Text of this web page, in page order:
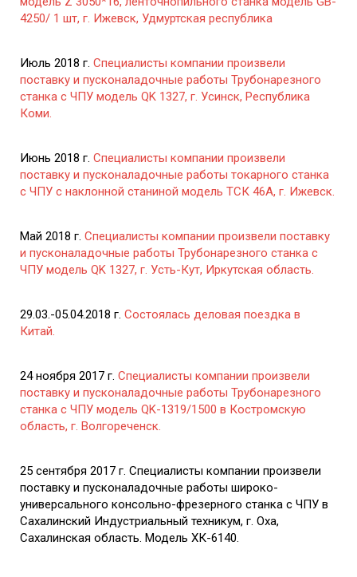
4250/ 1 шт, г. Ижевск, Удмуртская республика
Июль 2018 г. Специалисты компании произвели
поставку и пусконаладочные работы Трубонарезного
станка с ЧПУ модель QK 1327, г. Усинск, Республика
Коми.
Июнь 2018 г. Специалисты компании произвели
поставку и пусконаладочные работы токарного станка
с ЧПУ с наклонной станиной модель ТСК 46А, г. Ижевск.
Май 2018 г. Специалисты компании произвели поставку
и пусконаладочные работы Трубонарезного станка с
ЧПУ модель QK 1327, г. Усть-Кут, Иркутская область.
29.03.-05.04.2018 г. Состоялась деловая поездка в
Китай.
24 ноября 2017 г. Специалисты компании произвели
поставку и пусконаладочные работы Трубонарезного
станка с ЧПУ модель QK-1319/1500 в Костромскую
область, г. Волгореченск.
25 сентября 2017 г. Специалисты компании произвели
поставку и пусконаладочные работы широко-
универсального консольно-фрезерного станка с ЧПУ в
Сахалинский Индустриальный техникум, г. Оха,
Сахалинская область. Модель ХК-6140.